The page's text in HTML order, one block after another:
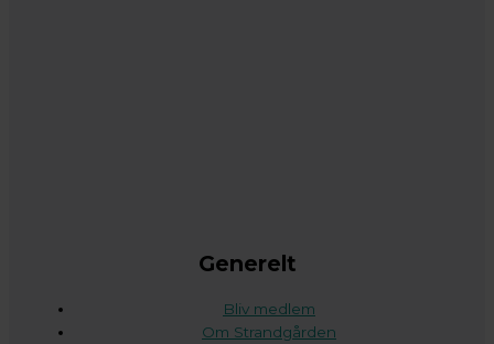
Generelt
Bliv medlem
Om Strandgården